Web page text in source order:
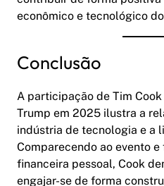
econômico e tecnológico
Conclusão
A participação de Tim
Trump em 2025 ilustra a
indústria de tecnologia e a
Comparecendo ao evento
financeira pessoal, Cook
engajar-se de forma